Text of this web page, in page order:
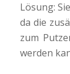
Lösung:
da die
zum
werden